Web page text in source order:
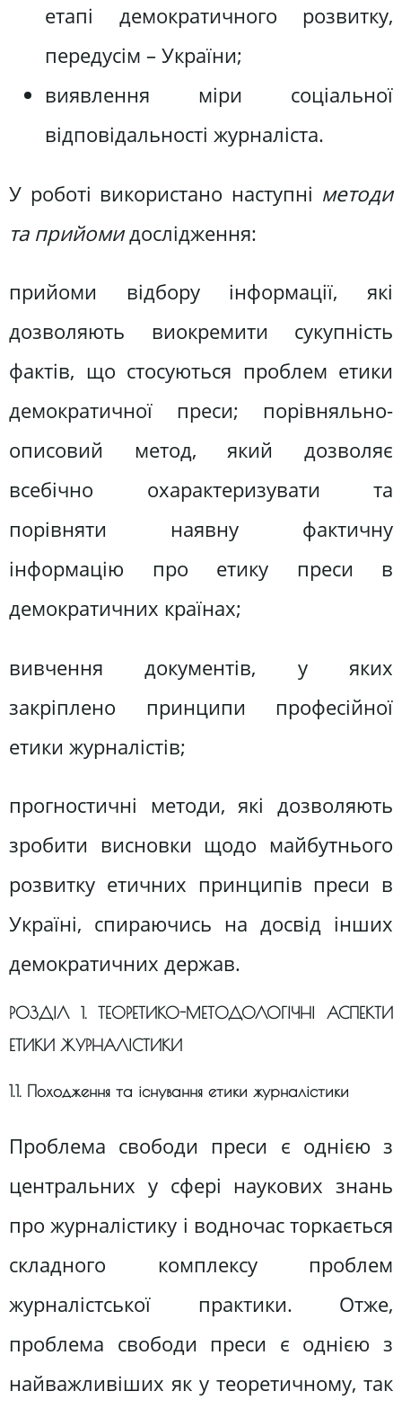
етапі демократичного розвитку,
передусім – України;
виявлення міри соціальної
відповідальності журналіста.
У роботі використано наступні методи
та прийомидослідження:
прийоми відбору інформації, які
дозволяють виокремити сукупність
фактів, що стосуються проблем етики
демократичної преси; порівняльно-
описовий метод, який дозволяє
всебічно охарактеризувати та
порівняти наявну фактичну
інформацію про етику преси в
демократичних країнах;
вивчення документів, у яких
закріплено принципи професійної
етики журналістів;
прогностичні методи, які дозволяють
зробити висновки щодо майбутнього
розвитку етичних принципів преси в
Україні, спираючись на досвід інших
демократичних держав.
РОЗДІЛ 1. ТЕОРЕТИКО-МЕТОДОЛОГІЧНІ АСПЕКТИ
ЕТИКИ ЖУРНАЛІСТИКИ
1.1. Походження та існування етики журналістики
Проблема свободи преси є однією з
центральних у сфері наукових знань
про журналістику і водночас торкається
складного комплексу проблем
журналістської практики. Отже,
проблема свободи преси є однією з
найважливіших як у теоретичному, так